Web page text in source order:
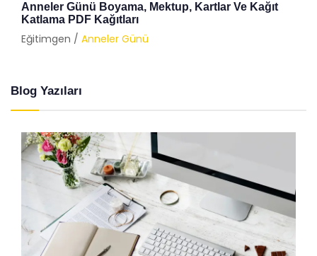
Anneler Günü Boyama, Mektup, Kartlar Ve Kağıt
Katlama PDF Kağıtları
Eğitimgen / Anneler Günü
Blog Yazıları